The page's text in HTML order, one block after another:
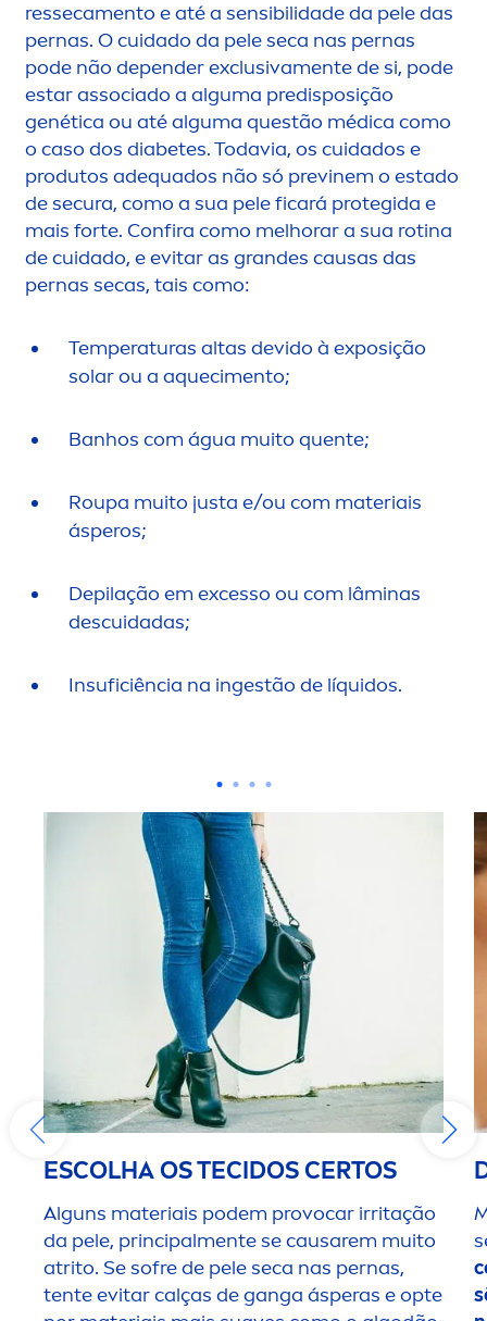
ressecamento e até a sensibilidade da pele das
pernas. O cuidado da pele seca nas pernas
pode não depender exclusivamente de si, pode
estar associado a alguma predisposição
genética ou até alguma questão médica como
o caso dos diabetes. Todavia, os cuidados e
produtos adequados não só previnem o estado
de secura, como a sua pele ficará protegida e
mais forte. Confira como melhorar a sua rotina
de cuidado, e evitar as grandes causas das
pernas secas, tais como:
Temperaturas altas devido à exposição
solar ou a aquecimento;
Banhos com água muito quente;
Roupa muito justa e/ou com materiais
ásperos;
Depilação em excesso ou com lâminas
descuidadas;
Insuficiência na ingestão de líquidos.
ESCOLHA OS TECIDOS CERTOS
Alguns materiais podem provocar irritação
da pele, principalmente se causarem muito
atrito. Se sofre de pele seca nas pernas,
tente evitar calças de ganga ásperas e opte